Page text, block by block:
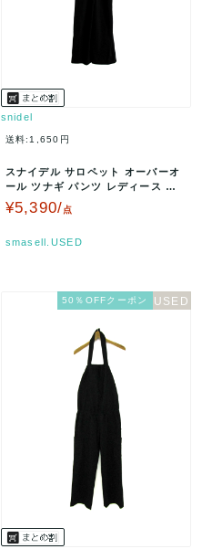
snidel
送料:1,650円
スナイデル サロペット オーバーオ
ール ツナギ パンツ レディース ブ
ラック snidel 【中古】
¥5,390/点
smasell.USED
50％OFFクーポン